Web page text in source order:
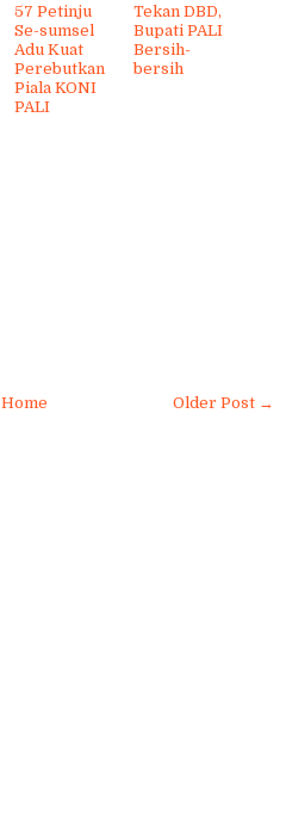
57 Petinju
Se-sumsel
Adu Kuat
Perebutkan
Piala KONI
PALI
Tekan DBD,
Bupati PALI
Bersih-
bersih
Older Post →
Home